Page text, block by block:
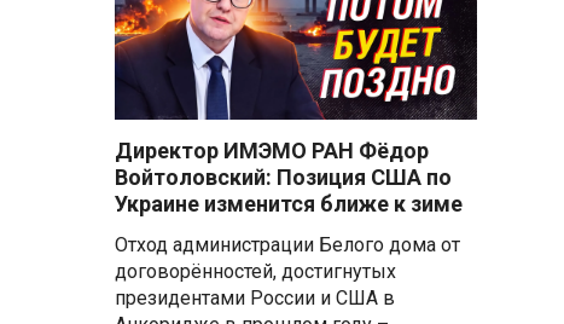
Директор ИМЭМО РАН Фёдор
Войтоловский: Позиция США по
Украине изменится ближе к зиме
Отход администрации Белого дома от
договорённостей, достигнутых
президентами России и США в